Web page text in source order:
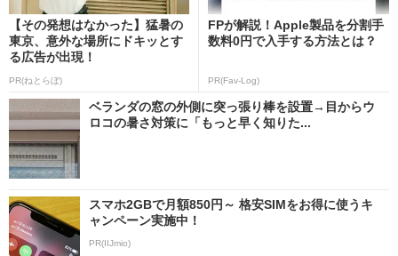
【その発想はなかった】猛暑の
東京、意外な場所にドキッとす
る広告が出現！
PR(ねとらぼ)
FPが解説！Apple製品を分割手
数料0円で入手する方法とは？
PR(Fav-Log)
ベランダの窓の外側に突っ張り棒を設置→目からウ
ロコの暑さ対策に「もっと早く知りた...
スマホ2GBで月額850円～ 格安SIMをお得に使うキ
ャンペーン実施中！
PR(IIJmio)